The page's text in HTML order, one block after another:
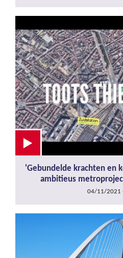
'Gebundelde krachten en
ambitieus
04/11/2021